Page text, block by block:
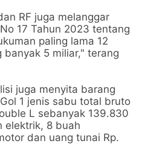
RF juga melanggar
17 Tahun 2023 tentang
paling lama 12
5 miliar," terang
juga menyita barang
1 jenis sabu total bruto
L sebanyak 139.830
elektrik, 8 buah
dan uang tunai Rp.